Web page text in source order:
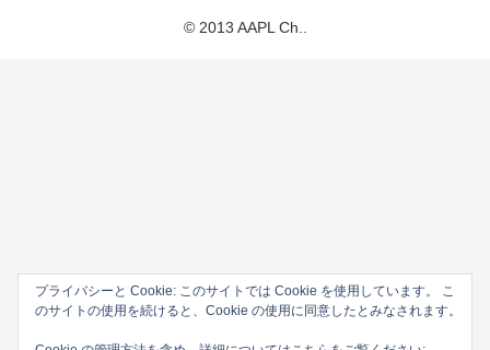
© 2013 AAPL Ch..
プライバシーと Cookie: このサイトでは Cookie を使用しています。 こ
のサイトの使用を続けると、Cookie の使用に同意したとみなされます。